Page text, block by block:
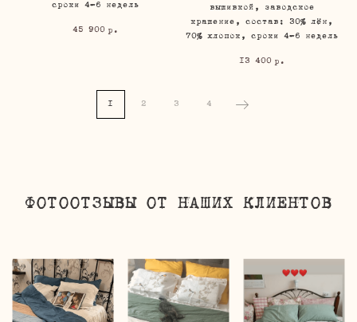
сроки 4-6 недель
45 900 р.
вышивкой, заводское
крашение, состав: 30% лён,
70% хлопок, сроки 4-6 недель
13 400 р.
1 2 3 4
ФОТООТЗЫВЫ ОТ НАШИХ КЛИЕНТОВ